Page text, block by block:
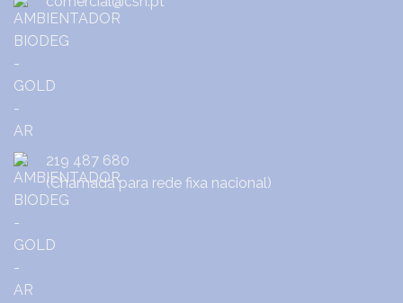
219 487 680
(Chamada para rede fixa nacional)